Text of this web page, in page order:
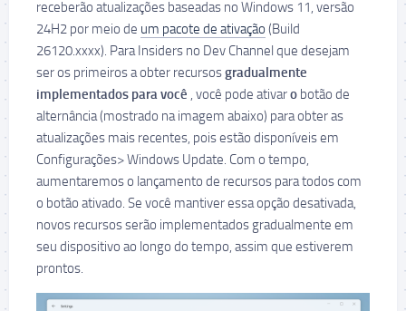
receberão atualizações baseadas no Windows 11, versão
24H2 por meio de um pacote de ativação (Build
26120.xxxx). Para Insiders no Dev Channel que desejam
ser os primeiros a obter recursosgradualmente
implementados para você , você pode ativaro botão de
alternância (mostrado na imagem abaixo) para obter as
atualizações mais recentes, pois estão disponíveis em
Configurações> Windows Update. Com o tempo,
aumentaremos o lançamento de recursos para todos com
o botão ativado. Se você mantiver essa opção desativada,
novos recursos serão implementados gradualmente em
seu dispositivo ao longo do tempo, assim que estiverem
prontos.